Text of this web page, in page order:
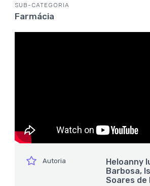
SUB-CATEGORIA
Farmácia
íconeAutoria
Heloanny
Barbosa,
Soares de